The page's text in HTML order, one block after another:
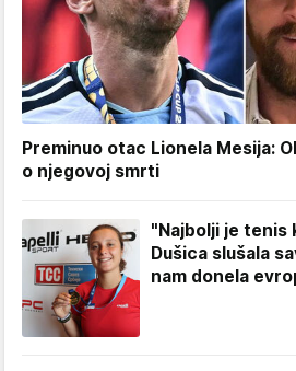
Preminuo otac Lionela Mesija:
o njegovoj smrti
"Najbolji je tenis
Dušica slušala
nam donela